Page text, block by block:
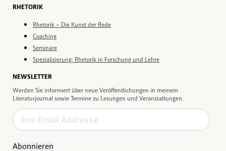
RHETORIK
Rhetorik – Die Kunst der Rede
Coaching
Seminare
Spezialisierung: Rhetorik in Forschung und Lehre
NEWSLETTER
Werden Sie informiert über neue Veröffentlichungen in meinem
Literaturjournal sowie Termine zu Lesungen und Veranstaltungen.
Abonnieren